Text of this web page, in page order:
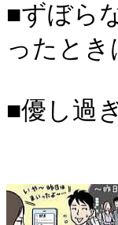
■ずぼら
ったと
■優し過